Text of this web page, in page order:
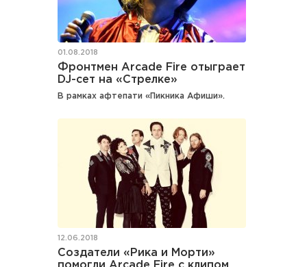
01.08.2018
Фронтмен Arcade Fire отыграет
DJ-сет на «Стрелке»
В рамках афтепати «Пикника Афиши».
12.06.2018
Создатели «Рика и Морти»